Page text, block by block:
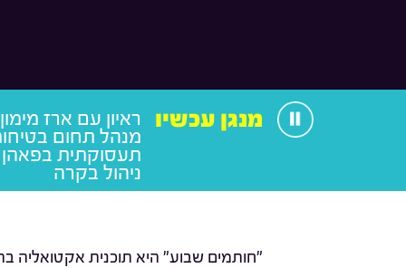
מנגן עכשיו ראיון עם ארז
מנהל תחום
תעסוקתית
ניהול בקרה
"חותמים שבוע" היא תוכנית אקטואליה